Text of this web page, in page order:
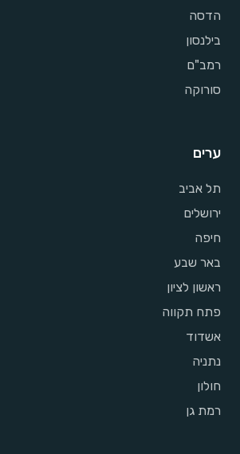
הדסה
בילנסון
רמב"ם
סורוקה
ערים
תל אביב
ירושלים
חיפה
באר שבע
ראשון לציון
פתח תקווה
אשדוד
נתניה
חולון
רמת גן